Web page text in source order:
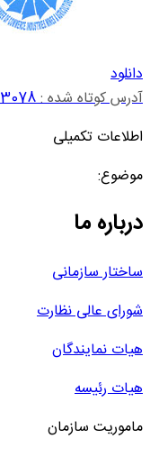
دانلود
آدرس کوتاه شده :
اطلاعات تکمیلی
موضوع:
درباره ما
ساختار سازمانی
شورای عالی نظارت
هیات نمایندگان
هیات رئیسه
ماموریت سازمان